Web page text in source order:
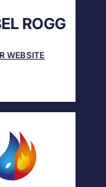
ROGG
WEBSITE